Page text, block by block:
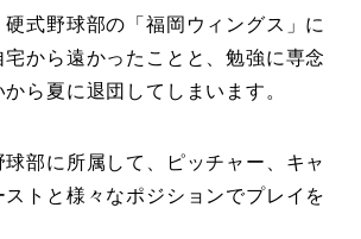
式野球部の「福岡ウィングス」に
宅から遠かったことと、勉強に専念
ら夏に退団してしまいます。
部に所属して、ピッチャー、キャ
ストと様々なポジションでプレイを